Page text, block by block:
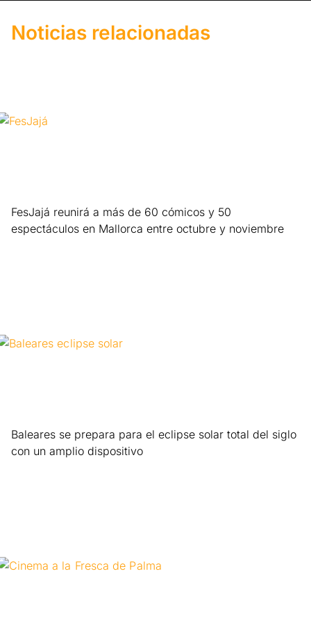
Noticias relacionadas
FesJajá reunirá a más de 60 cómicos y 50
espectáculos en Mallorca entre octubre y noviembre
Baleares se prepara para el eclipse solar total del siglo
con un amplio dispositivo